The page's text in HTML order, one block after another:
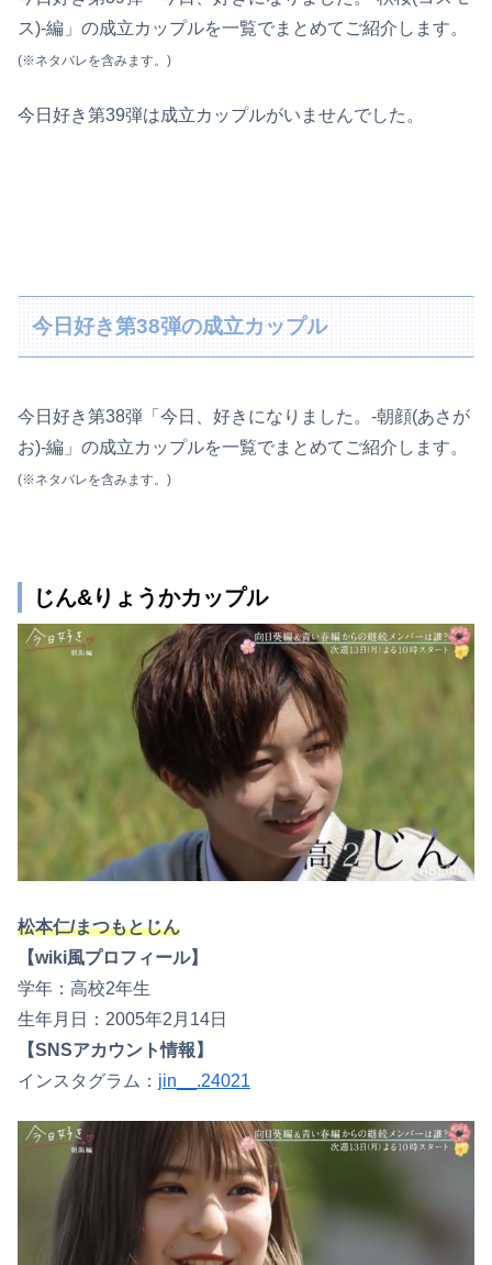
ス)-編」の成立カップルを一覧でまとめてご紹介します。
(※ネタバレを含みます。)
今日好き第39弾は成立カップルがいませんでした。
今日好き第38弾の成立カップル
今日好き第38弾「今日、好きになりました。-朝顔(あさが
お)-編」の成立カップルを一覧でまとめてご紹介します。
(※ネタバレを含みます。)
じん&りょうかカップル
松本仁/まつもとじん
【wiki風プロフィール】
学年：高校2年生
生年月日：2005年2月14日
【SNSアカウント情報】
インスタグラム： jin__.24021